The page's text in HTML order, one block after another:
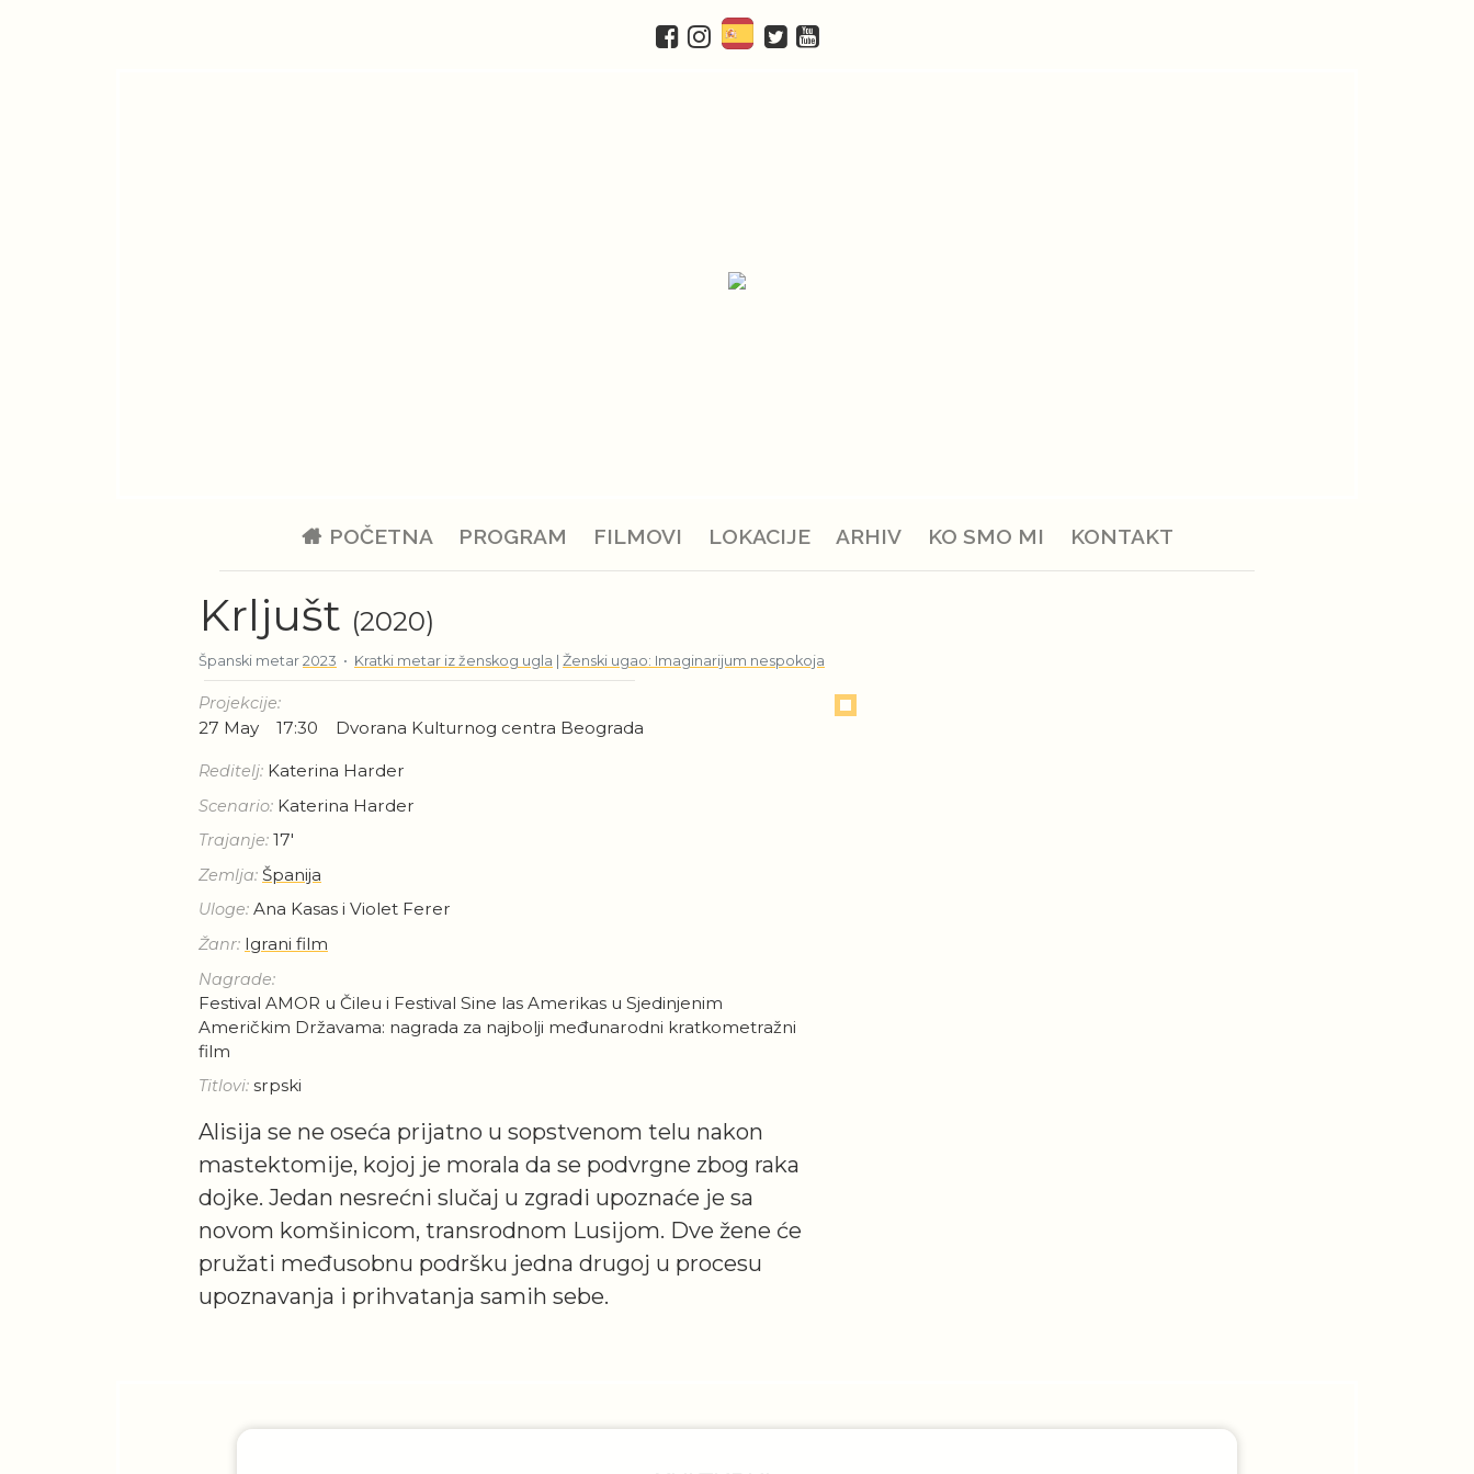
POČETNA PROGRAM FILMOVI LOKACIJE ARHIV KO SMO MI KONTAKT
Krljušt (2020)
Španski metar 2023 • Kratki metar iz ženskog ugla Ženski ugao: Imaginarijum nespokoja
Projekcije:
27 May 17:30 Dvorana Kulturnog centra Beograda
Reditelj: Katerina Harder
Scenario: Katerina Harder
Trajanje: 17'
Zemlja: Španija
Uloge: Ana Kasas i Violet Ferer
Žanr: Igrani film
Nagrade:
Festival AMOR u Čileu i Festival Sine las Amerikas u Sjedinjenim
Američkim Državama: nagrada za najbolji međunarodni kratkometražni
film
Titlovi: srpski
Alisija se ne oseća prijatno u sopstvenom telu nakon
mastektomije, kojoj je morala da se podvrgne zbog raka
dojke. Jedan nesrećni slučaj u zgradi upoznaće je sa
novom komšinicom, transrodnom Lusijom. Dve žene će
pružati međusobnu podršku jedna drugoj u procesu
upoznavanja i prihvatanja samih sebe.